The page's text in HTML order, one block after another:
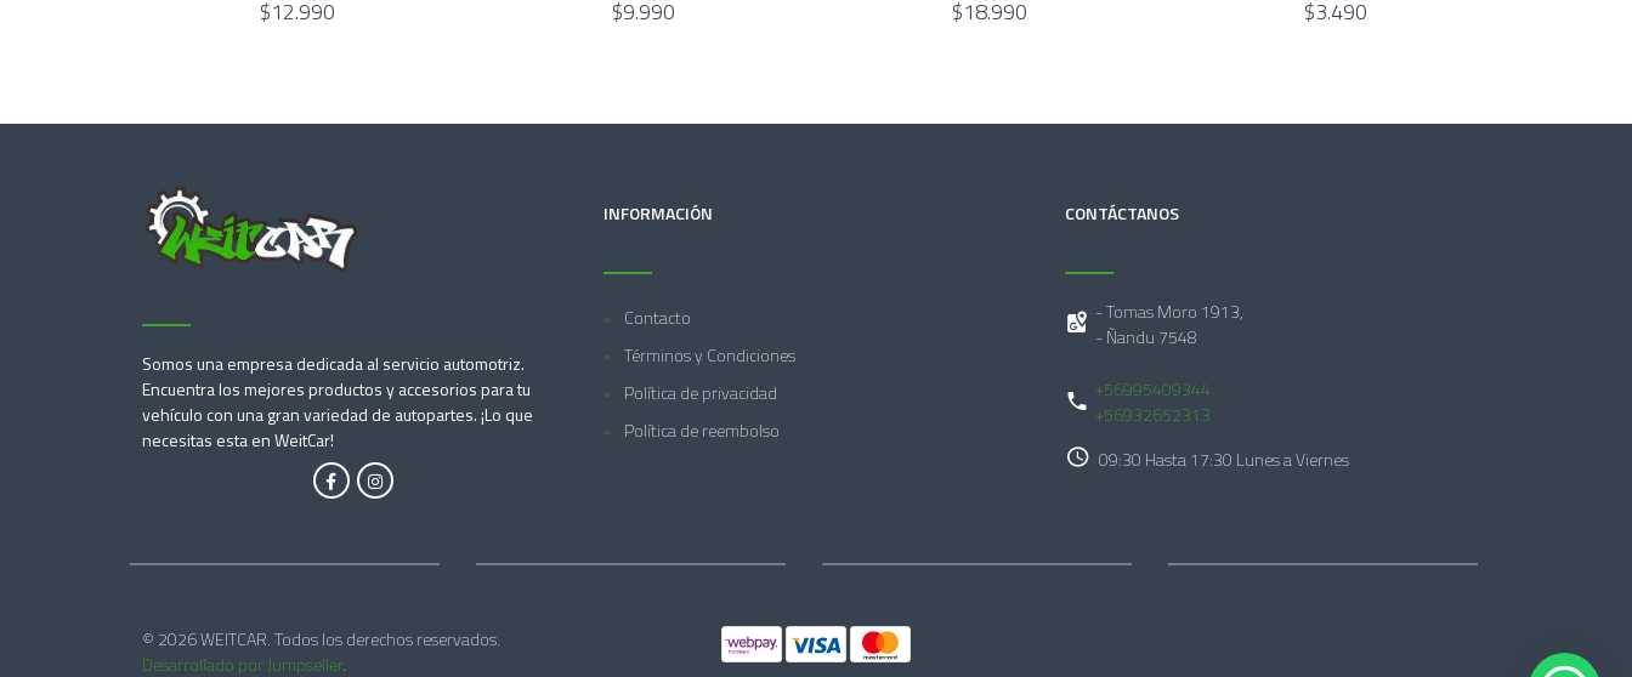
$12.990 $9.990 $18.990 $3.490
Somos una empresa dedicada al servicio automotriz.
Encuentra los mejores productos y accesorios para tu
vehículo con una gran variedad de autopartes. ¡Lo que
necesitas esta en WeitCar!
INFORMACIÓN
Contacto
Términos y Condiciones
Política de privacidad
Política de reembolso
CONTÁCTANOS
- Tomas Moro 1913,
- Ñandu 7548
+56995409344
+56932652313
09:30 Hasta 17:30 Lunes a Viernes
© 2026 WEITCAR. Todos los derechos reservados.
Desarrollado por Jumpseller.